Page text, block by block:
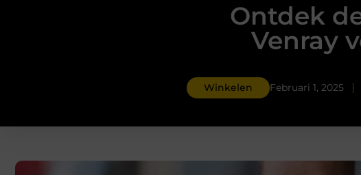
Ontdek
Venray
Winkelen Februari 1, 2025